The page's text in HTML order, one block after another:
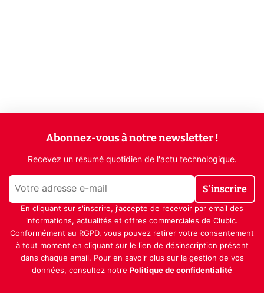
Abonnez-vous à notre newsletter !
Recevez un résumé quotidien de l'actu technologique.
S'inscrire
En cliquant sur s'inscrire, j’accepte de recevoir par email des
informations, actualités et offres commerciales de Clubic.
Conformément au RGPD, vous pouvez retirer votre consentement
à tout moment en cliquant sur le lien de désinscription présent
dans chaque email. Pour en savoir plus sur la gestion de vos
données, consultez notre Politique de confidentialité